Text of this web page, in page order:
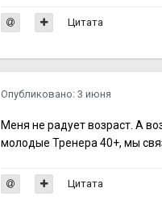
Цитата
Опубликовано: 3 июня
Меня не радует возраст. А
молодые Тренера 40+, мы
Цитата